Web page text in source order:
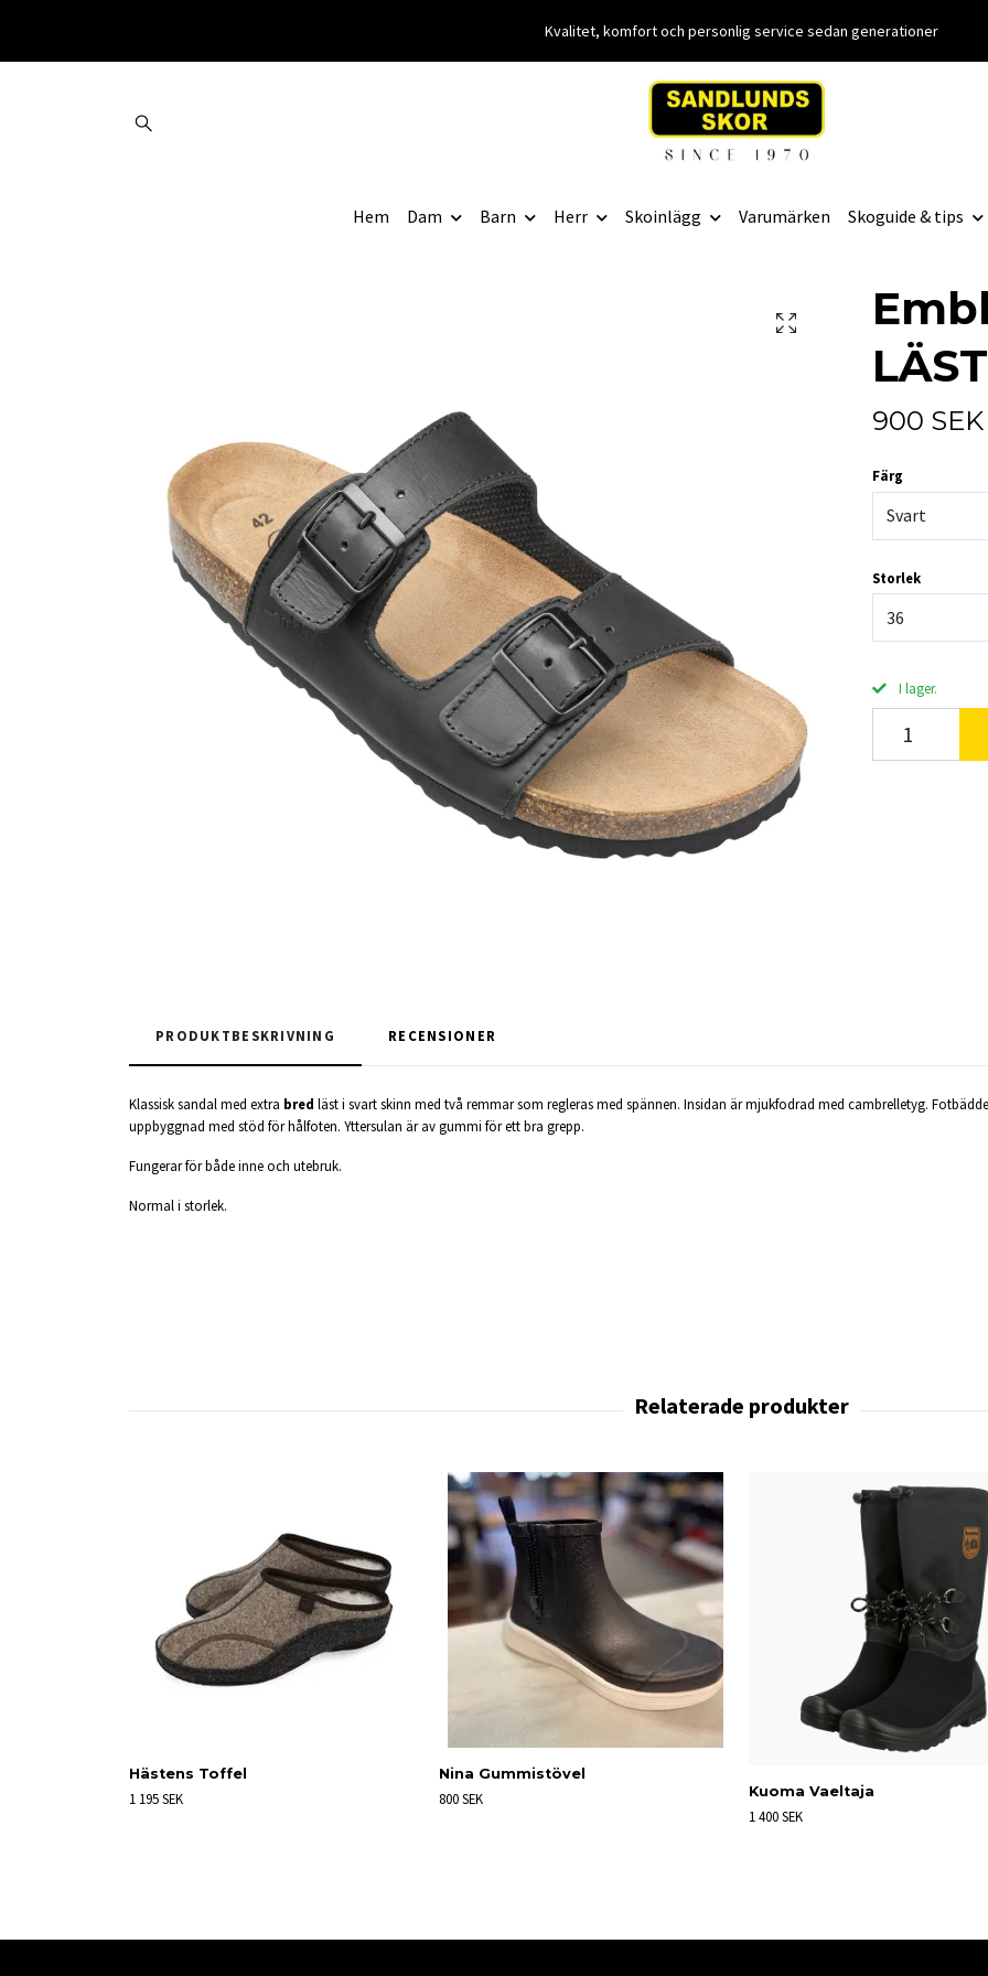
Kvalitet, komfort och personlig service sedan generationer
Hem Dam Barn Herr Skoinlägg Varumärken Skoguide & tips
LÄST
900 SEK
Färg
Svart
Storlek
36
I lager.
PRODUKTBESKRIVNING RECENSIONER
Klassisk sandal med extra bred läst i svart skinn med två remmar som regleras med spännen. Insidan är mjukfodrad med cambrelletyg.
uppbyggnad med stöd för hålfoten. Yttersulan är av gummi för ett bra grepp.
Fungerar för både inne och utebruk.
Normal i storlek.
Hästens Toffel
1 195 SEK
Nina Gummistövel
800 SEK Kuoma Vaeltaja
1 400 SEK